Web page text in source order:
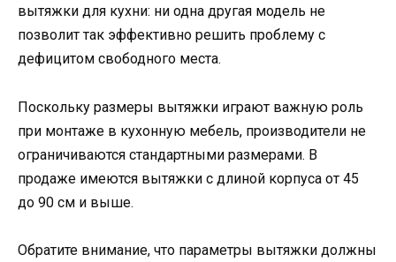
вытяжки для кухни: ни одна другая модель не
позволит так эффективно решить проблему с
дефицитом свободного места.
Поскольку размеры вытяжки играют важную роль
при монтаже в кухонную мебель, производители не
ограничиваются стандартными размерами. В
продаже имеются вытяжки с длиной корпуса от 45
до 90 см и выше.
Обратите внимание, что параметры вытяжки должны